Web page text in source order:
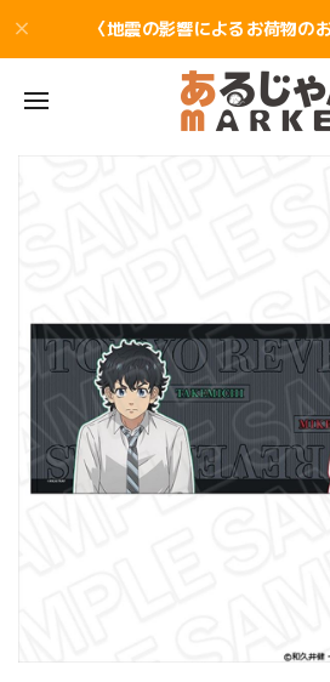
〈地震の影響によるお荷物の